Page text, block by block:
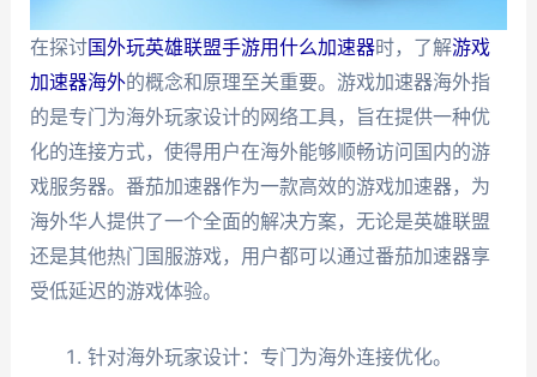
在探讨国外玩英雄联盟手游用什么加速器时，了解游戏
加速器海外的概念和原理至关重要。游戏加速器海外指
的是专门为海外玩家设计的网络工具，旨在提供一种优
化的连接方式，使得用户在海外能够顺畅访问国内的游
戏服务器。番茄加速器作为一款高效的游戏加速器，为
海外华人提供了一个全面的解决方案，无论是英雄联盟
还是其他热门国服游戏，用户都可以通过番茄加速器享
受低延迟的游戏体验。
针对海外玩家设计：专门为海外连接优化。